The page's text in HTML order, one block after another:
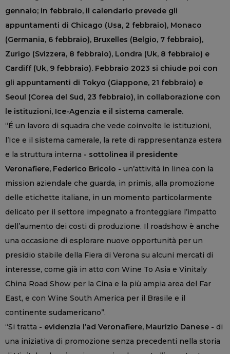
gennaio; in febbraio, il calendario prevede gli
appuntamenti di Chicago (Usa, 2 febbraio), Monaco
(Germania, 6 febbraio), Bruxelles (Belgio, 7 febbraio),
Zurigo (Svizzera, 8 febbraio), Londra (Uk, 8 febbraio) e
Cardiff (Uk, 9 febbraio). Febbraio 2023 si chiude poi con
gli appuntamenti di Tokyo (Giappone, 21 febbraio) e
Seoul (Corea del Sud, 23 febbraio), in collaborazione con
le istituzioni, Ice-Agenzia e il sistema camerale.
“É un lavoro di squadra che vede coinvolte le istituzioni,
l’Ice e il sistema camerale, la rete di rappresentanza estera
e la struttura interna - sottolinea il presidente
Veronafiere, Federico Bricolo - un’attività in linea con la
mission aziendale che guarda, in primis, alla promozione
delle etichette italiane, in un momento particolarmente
delicato per il settore impegnato a fronteggiare l’impatto
dell’aumento dei costi di produzione. Il roadshow è anche
una occasione di esplorare nuove opportunità per un
presidio stabile della Fiera di Verona su alcuni mercati di
interesse, come già in atto con Wine To Asia e Vinitaly
China Road Show per la Cina e la più ampia area del Far
East, e con Wine South America per il Brasile e il
continente sudamericano”.
“Si tratta - evidenzia l’ad Veronafiere, Maurizio Danese - di
una iniziativa di promozione senza precedenti nella storia